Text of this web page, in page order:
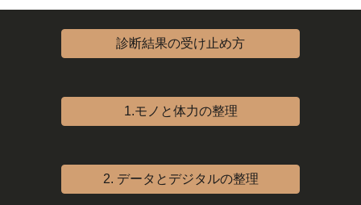
診断結果の受け止め方
1.モノと体力の整理
2. データとデジタルの整理